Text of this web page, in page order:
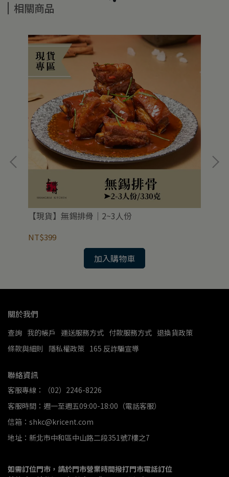
相關商品
【現貨】無錫排骨｜2~3人份
NT$399
加入購物車
關於我們
查詢 我的帳戶 運送服務方式 付款服務方式 退換貨政策
條款與細則
隱私權政策 165 反詐騙宣導
聯絡資訊
客服專線：（02）2246-8226
客服時間：週一至週五09:00-18:00（電話客服）
信箱：shkc@kricent.com
地址：新北市中和區中山路二段351號7樓之7
如需訂位門市，請於門市營業時間撥打門市電話訂位